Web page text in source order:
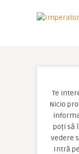
Te
Nicio
poți să
vedere
Intră